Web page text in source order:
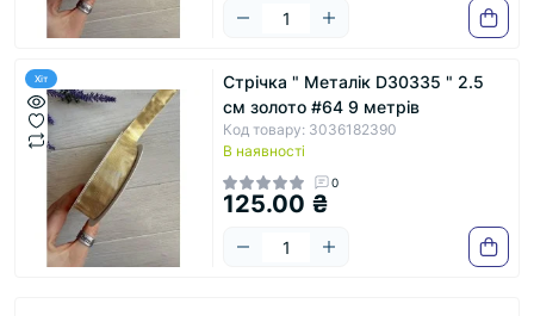
Хіт
Стрічка " Металік D30335 " 2.5
см золото #64 9 метрів
Код товару: 3036182390
В наявності
0
125.00 ₴